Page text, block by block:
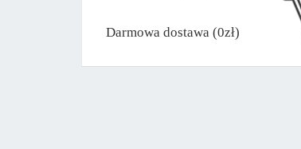
Darmowa dostawa (0zł)